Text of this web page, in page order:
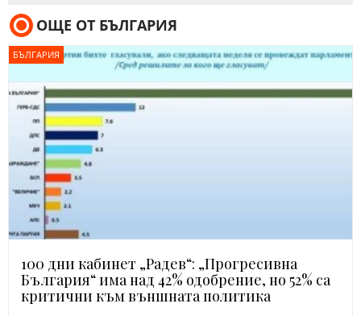
ОЩЕ ОТ БЪЛГАРИЯ
БЪЛГАРИЯ
100 дни кабинет „Радев“: „Прогресивна
България“ има над 42% одобрение, но 52% са
критични към външната политика